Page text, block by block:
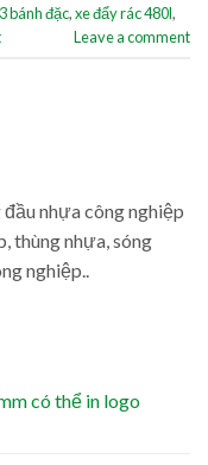
bánh đặc,xe đẩy rác 480l,
Leave a comment
nhựa công nghiệp
thùng nhựa, sóng
nghiệp..
có thể in logo